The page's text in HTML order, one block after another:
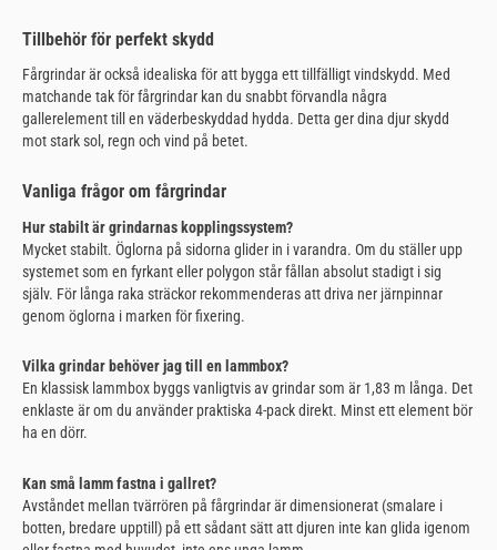
Tillbehör för perfekt skydd
Fårgrindar är också idealiska för att bygga ett tillfälligt vindskydd. Med
matchande tak för fårgrindar kan du snabbt förvandla några
gallerelement till en väderbeskyddad hydda. Detta ger dina djur skydd
mot stark sol, regn och vind på betet.
Vanliga frågor om fårgrindar
Hur stabilt är grindarnas kopplingssystem?
Mycket stabilt. Öglorna på sidorna glider in i varandra. Om du ställer upp
systemet som en fyrkant eller polygon står fållan absolut stadigt i sig
själv. För långa raka sträckor rekommenderas att driva ner järnpinnar
genom öglorna i marken för fixering.
Vilka grindar behöver jag till en lammbox?
En klassisk lammbox byggs vanligtvis av grindar som är 1,83 m långa. Det
enklaste är om du använder praktiska 4-pack direkt. Minst ett element bör
ha en dörr.
Kan små lamm fastna i gallret?
Avståndet mellan tvärrören på fårgrindar är dimensionerat (smalare i
botten, bredare upptill) på ett sådant sätt att djuren inte kan glida igenom